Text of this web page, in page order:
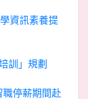
資訊素養提
訓」規劃
職停薪期間赴